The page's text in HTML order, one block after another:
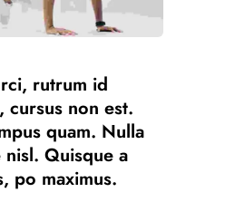
rutrum id
cursus non est.
quam. Nulla
Quisque a
po maximus.